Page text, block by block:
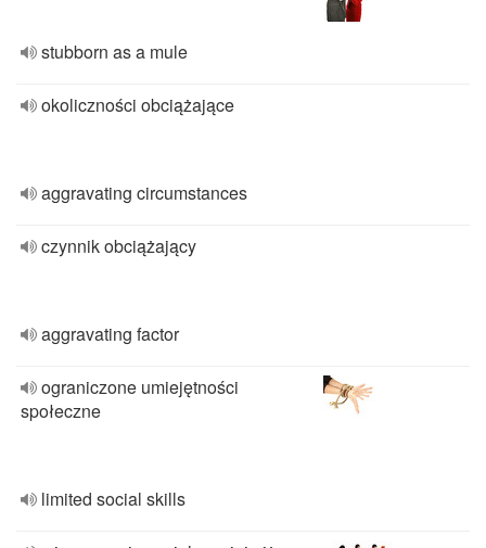
stubborn as a mule
okoliczności obciążające
aggravating circumstances
czynnik obciążający
aggravating factor
ograniczone umiejętności
społeczne
limited social skills